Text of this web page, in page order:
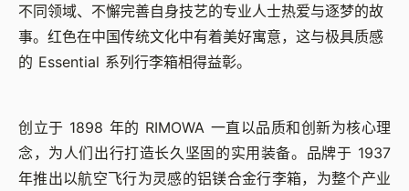
不同领域、不懈完善自身技艺的专业人士热爱与逐梦的故
事。红色在中国传统文化中有着美好寓意，这与极具质感
的 Essential 系列行李箱相得益彰。
创立于 1898 年的 RIMOWA 一直以品质和创新为核心理
念，为人们出行打造长久坚固的实用装备。品牌于 1937
年推出以航空飞行为灵感的铝镁合金行李箱，为整个产业